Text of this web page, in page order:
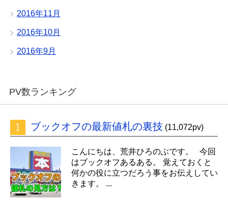
2016年11月
2016年10月
2016年9月
PV数ランキング
ブックオフの最新値札の裏技 (11,072pv)
こんにちは、荒井ひろのぶです。 今回
はブックオフあるある。 覚えておくと
何かの役に立つだろう事をお伝えしてい
きます。 ...